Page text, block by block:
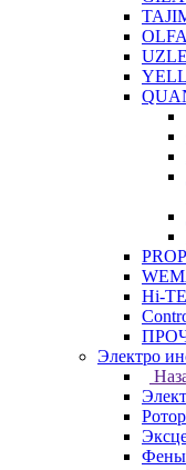
OLFA
Hi-
Электро
Фены